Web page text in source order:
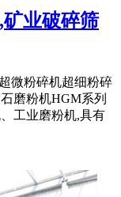
业破碎筛
微粉碎机超细粉碎
磨粉机HGM系列
工业磨粉机,具有